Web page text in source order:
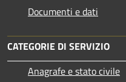
Documenti e dati
CATEGORIE DI SERVIZIO
Anagrafe e stato civile